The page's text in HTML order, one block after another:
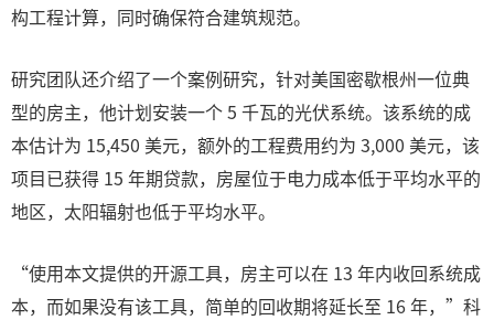
构工程计算，同时确保符合建筑规范。
研究团队还介绍了一个案例研究，针对美国密歇根州一位典
型的房主，他计划安装一个 5 千瓦的光伏系统。该系统的成
本估计为 15,450 美元，额外的工程费用约为 3,000 美元，该
项目已获得 15 年期贷款，房屋位于电力成本低于平均水平的
地区，太阳辐射也低于平均水平。
“使用本文提供的开源工具，房主可以在 13 年内收回系统成
本，而如果没有该工具，简单的回收期将延长至 16 年，”科